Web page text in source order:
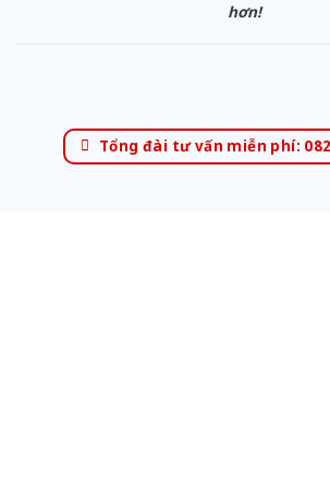
hơn!
Tổng đài tư vấn miễn phí: